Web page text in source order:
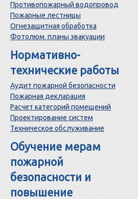
Противопожарный водопровод
Пожарные лестницы
Огнезащитная обработка
Фотолюм. планы эвакуации
Нормативно-
технические работы
Аудит пожарной безопасности
Пожарная декларация
Расчет категорий помещений
Проектирование систем
Техническое обслуживание
Обучение мерам
пожарной
безопасности и
повышение